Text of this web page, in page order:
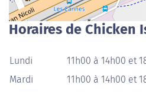
Horaires de Chicken
Lundi
11h00 à 14h00 et
Mardi
11h00 à 14h00 et